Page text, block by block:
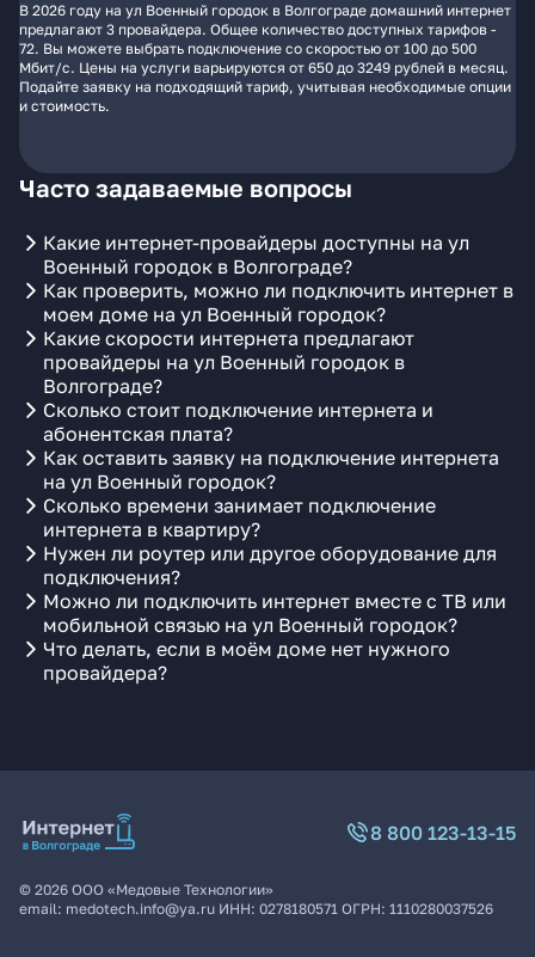
В 2026 году на ул Военный городок в Волгограде домашний интернет
предлагают 3 провайдера. Общее количество доступных тарифов -
72. Вы можете выбрать подключение со скоростью от 100 до 500
Мбит/с. Цены на услуги варьируются от 650 до 3249 рублей в месяц.
Подайте заявку на подходящий тариф, учитывая необходимые опции
и стоимость.
Часто задаваемые вопросы
Какие интернет-провайдеры доступны на ул
Военный городок в Волгограде?
Как проверить, можно ли подключить интернет в
моем доме на ул Военный городок?
Какие скорости интернета предлагают
провайдеры на ул Военный городок в
Волгограде?
Сколько стоит подключение интернета и
абонентская плата?
Как оставить заявку на подключение интернета
на ул Военный городок?
Сколько времени занимает подключение
интернета в квартиру?
Нужен ли роутер или другое оборудование для
подключения?
Можно ли подключить интернет вместе с ТВ или
мобильной связью на ул Военный городок?
Что делать, если в моём доме нет нужного
провайдера?
8 800 123-13-15
© 2026 ООО «Медовые Технологии»
email: medotech.info@ya.ru ИНН: 0278180571 ОГРН: 1110280037526